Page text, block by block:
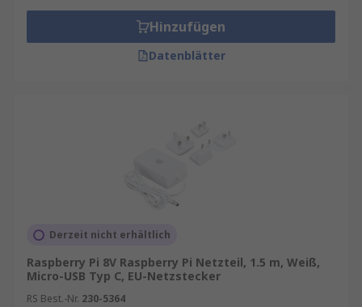
Hinzufügen
Datenblätter
Derzeit nicht erhältlich
Raspberry Pi 8V Raspberry Pi Netzteil, 1.5 m, Weiß,
Micro-USB Typ C, EU-Netzstecker
RS Best.-Nr. 230-5364